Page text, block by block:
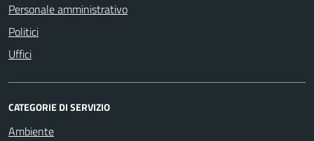
Personale amministrativo
Politici
Uffici
CATEGORIE DI SERVIZIO
Ambiente